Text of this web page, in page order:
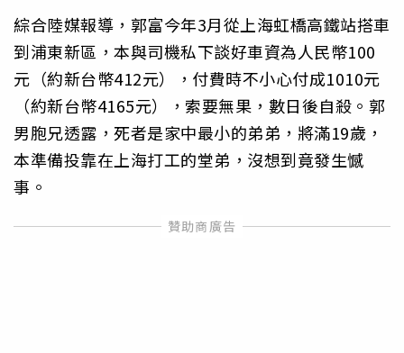
綜合陸媒報導，郭富今年3月從上海虹橋高鐵站搭車
到浦東新區，本與司機私下談好車資為人民幣100
元（約新台幣412元），付費時不小心付成1010元
（約新台幣4165元），索要無果，數日後自殺。郭
男胞兄透露，死者是家中最小的弟弟，將滿19歲，
本準備投靠在上海打工的堂弟，沒想到竟發生憾
事。